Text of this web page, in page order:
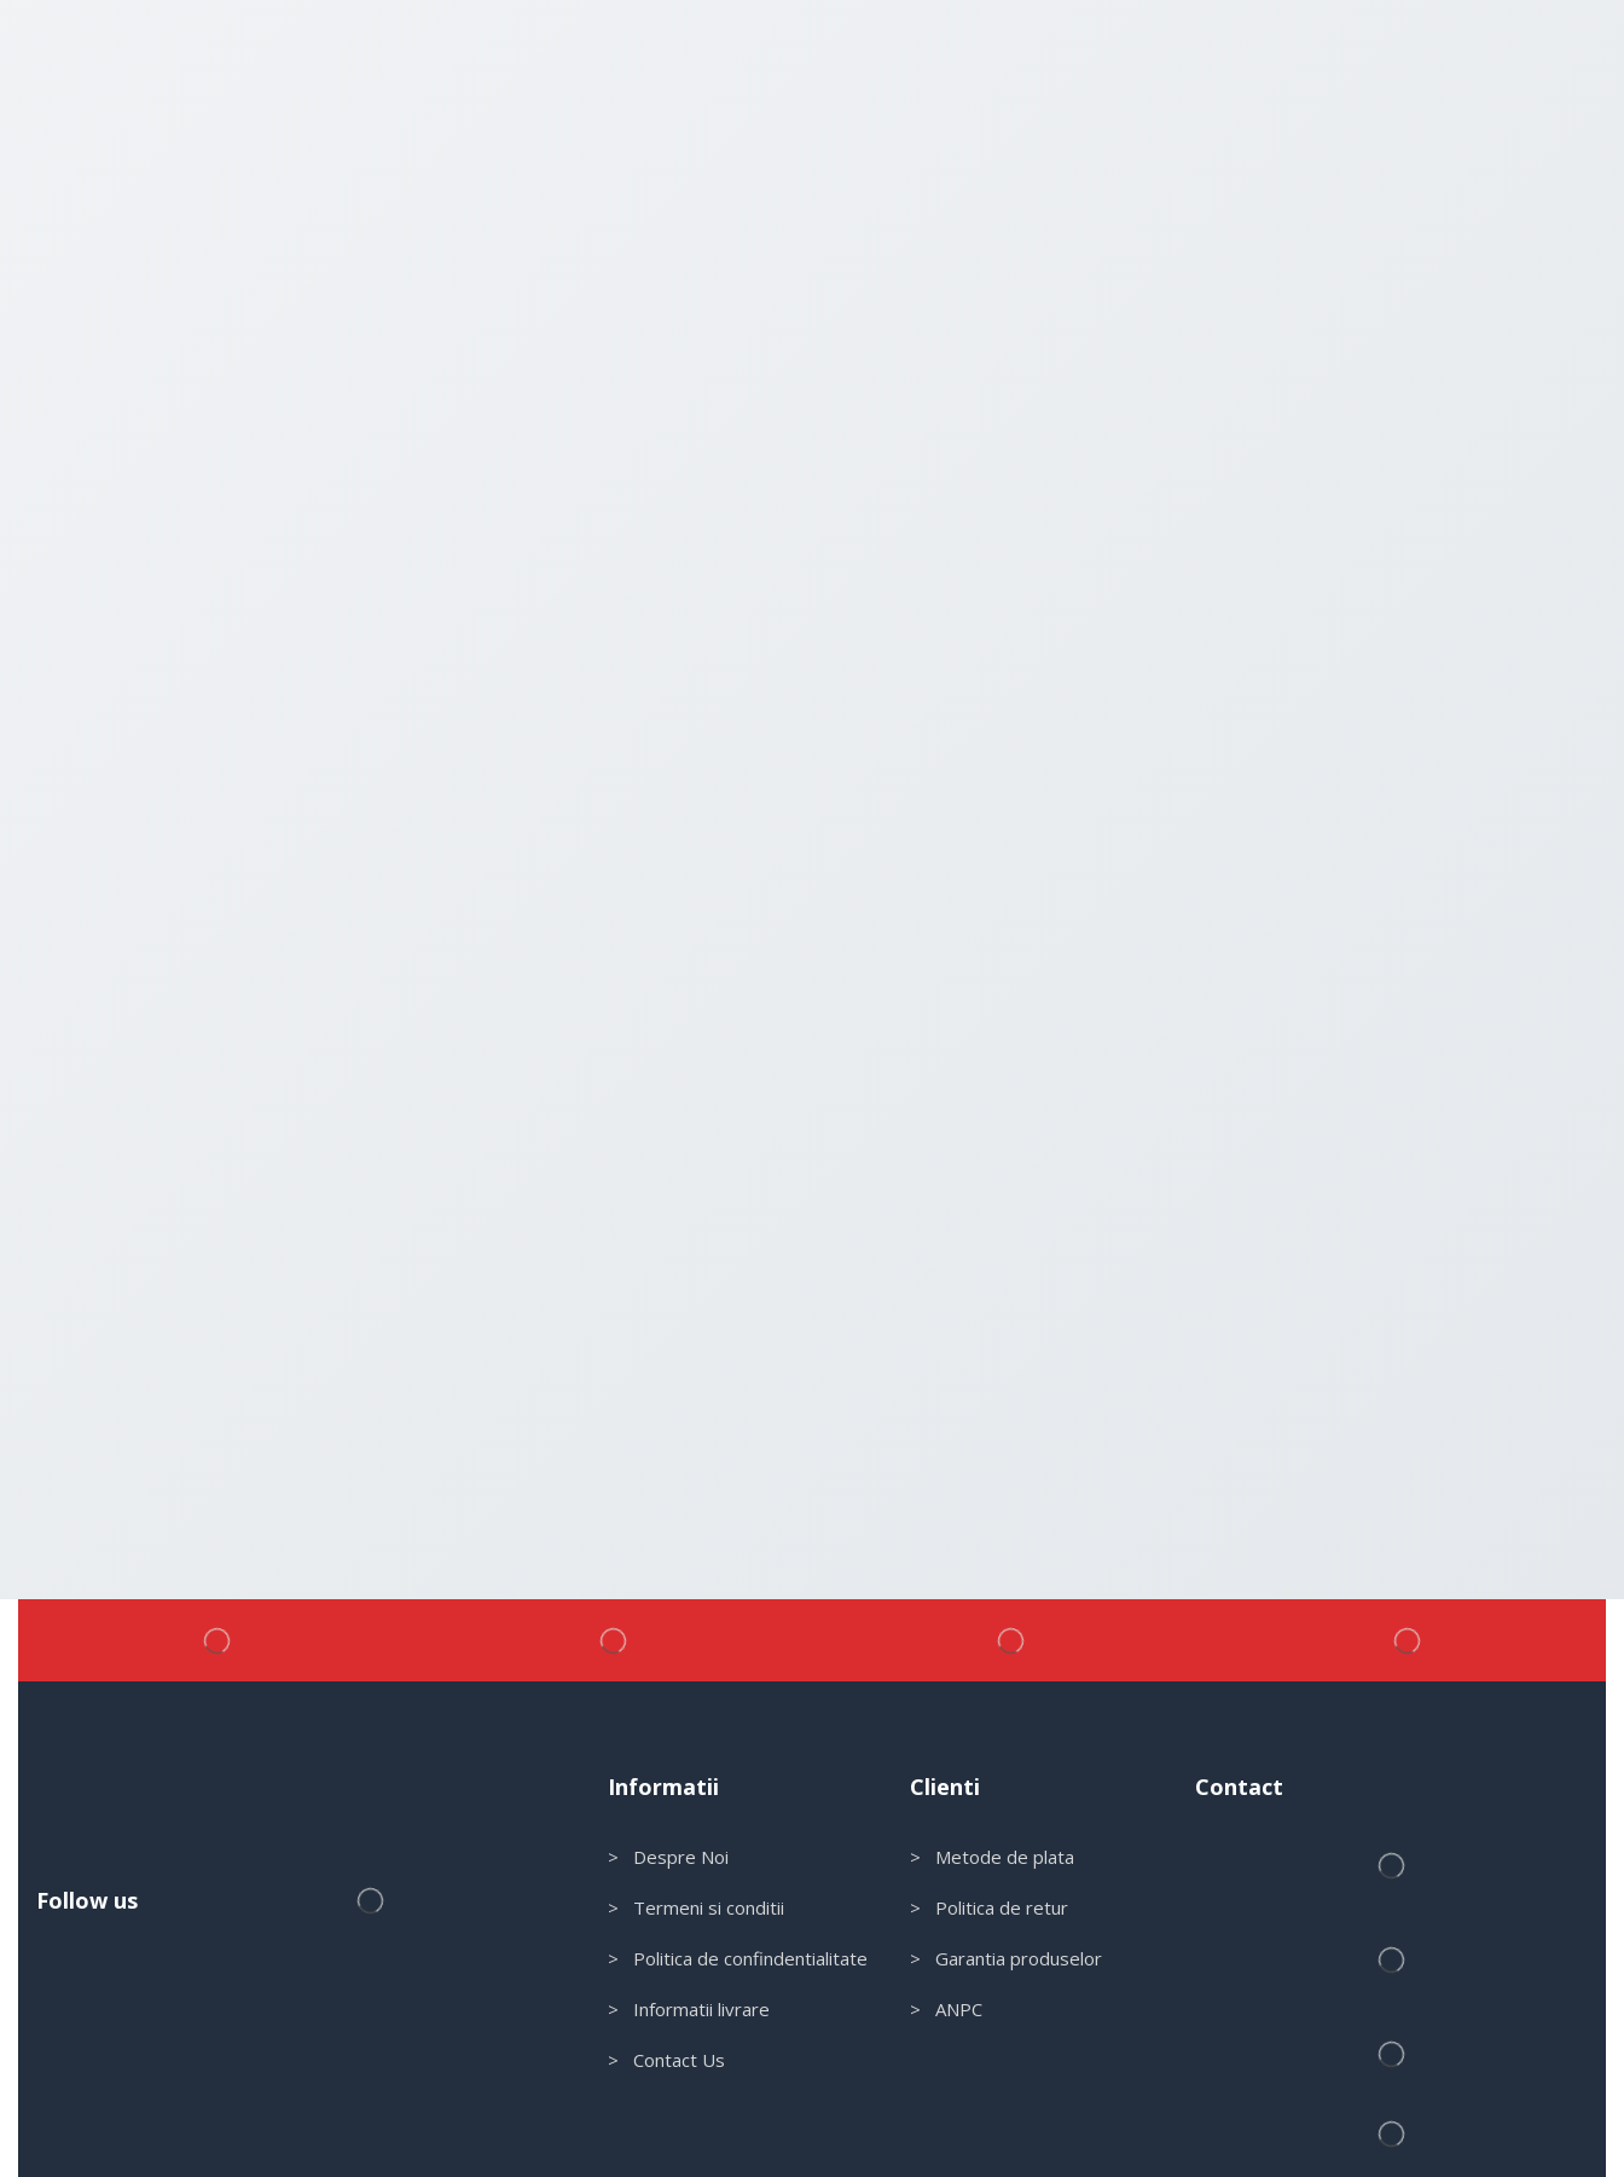
Follow us
Informatii
> Despre Noi
> Termeni si conditii
> Politica de confindentialitate
> Informatii livrare
> Contact Us
Clienti
> Metode de plata
> Politica de retur
> Garantia produselor
> ANPC
Contact